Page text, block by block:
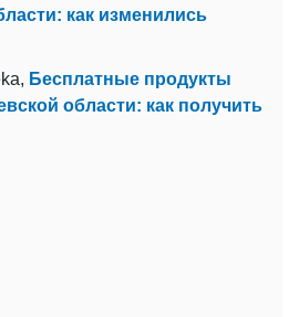
как изменились
Бесплатные продукты
области: как получить